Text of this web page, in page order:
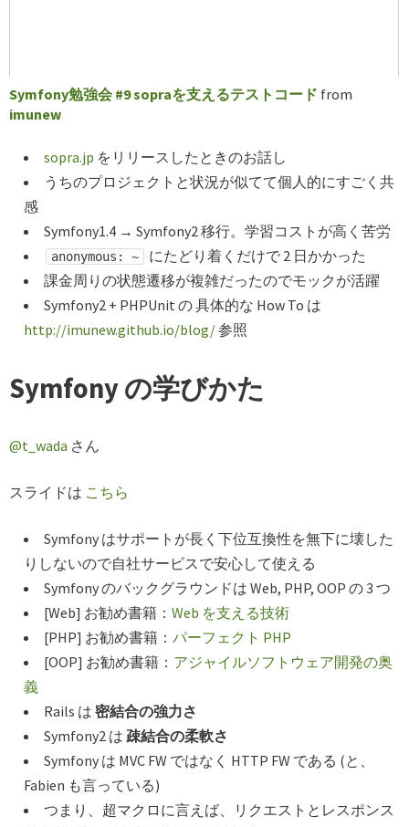
Symfony勉強会 #9 sopraを支えるテストコード from
imunew
sopra.jp をリリースしたときのお話し
うちのプロジェクトと状況が似てて個人的にすごく共
感
Symfony1.4 → Symfony2 移行。学習コストが高く苦労
anonymous: ~
にたどり着くだけで 2 日かかった
課金周りの状態遷移が複雑だったのでモックが活躍
Symfony2 + PHPUnit の 具体的な How To は
http://imunew.github.io/blog/参照
Symfony の学びかた
@t_wada さん
スライドは こちら
Symfony はサポートが長く下位互換性を無下に壊した
りしないので自社サービスで安心して使える
Symfony のバックグラウンドは Web, PHP, OOP の 3 つ
[Web] お勧め書籍： Web を支える技術
[PHP] お勧め書籍： パーフェクト PHP
[OOP] お勧め書籍： アジャイルソフトウェア開発の奥
義
Rails は 密結合の強力さ
Symfony2 は 疎結合の柔軟さ
Symfony は MVC FW ではなく HTTP FW である (と、
Fabien も言っている)
つまり、超マクロに言えば、リクエストとレスポンス